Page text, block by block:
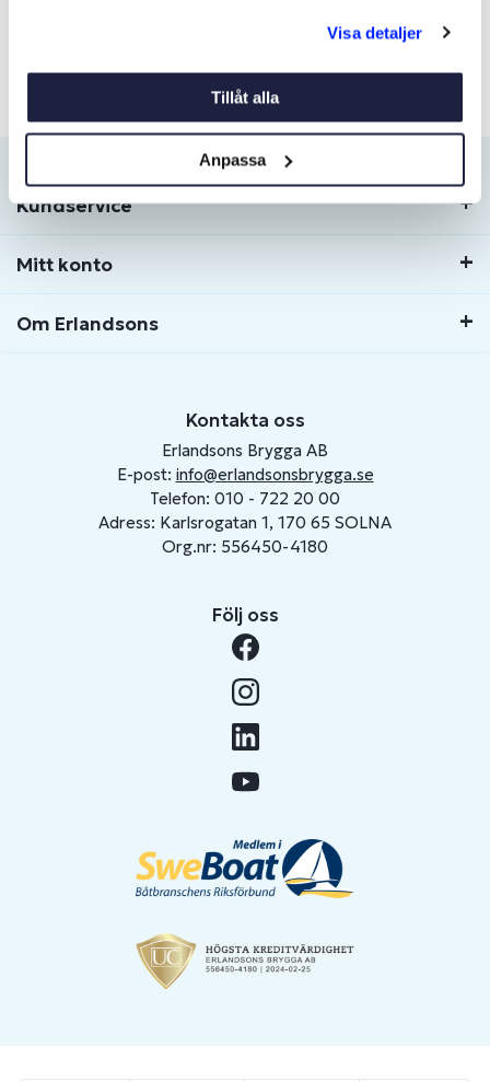
Visa detaljer
Tillåt alla
Anpassa
Kundservice
Mitt konto
Om Erlandsons
Kontakta oss
Erlandsons Brygga AB
E-post: info@erlandsonsbrygga.se
Telefon: 010 - 722 20 00
Adress: Karlsrogatan 1, 170 65 SOLNA
Org.nr: 556450-4180
Följ oss